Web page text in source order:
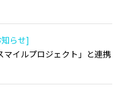
らせ]
イルプロジェクト」と連携